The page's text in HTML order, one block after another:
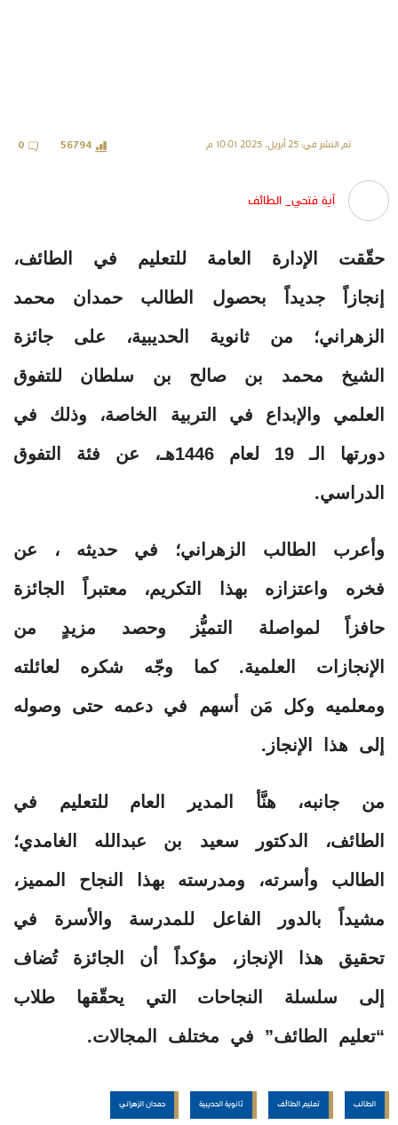
تم النشر في: 25 أبريل، 2025 10:01 م 56794
0
آية فتحي_ الطائف
حقّقت الإدارة العامة للتعليم في الطائف،
إنجازاً جديداً بحصول الطالب حمدان محمد
الزهراني؛ من ثانوية الحديبية، على جائزة
الشيخ محمد بن صالح بن سلطان للتفوق
العلمي والإبداع في التربية الخاصة، وذلك في
دورتها الـ 19 لعام 1446هـ، عن فئة التفوق
الدراسي.
وأعرب الطالب الزهراني؛ في حديثه ، عن
فخره واعتزازه بهذا التكريم، معتبراً الجائزة
حافزاً لمواصلة التميُّز وحصد مزيدٍ من
الإنجازات العلمية. كما وجّه شكره لعائلته
ومعلميه وكل مَن أسهم في دعمه حتى وصوله
إلى هذا الإنجاز.
من جانبه، هنَّأ المدير العام للتعليم في
الطائف، الدكتور سعيد بن عبدالله الغامدي؛
الطالب وأسرته، ومدرسته بهذا النجاح المميز،
مشيداً بالدور الفاعل للمدرسة والأسرة في
تحقيق هذا الإنجاز، مؤكداً أن الجائزة تُضاف
إلى سلسلة النجاحات التي يحقّقها طلاب
“تعليم الطائف” في مختلف المجالات.
الطالب تعليم الطائف ثانوية الحديبية حمدان الزهراني